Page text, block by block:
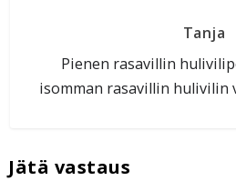
Tanja
Pienen rasavillin
isomman rasavillin hulivilin